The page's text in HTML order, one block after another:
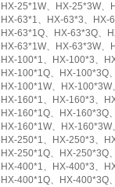
HX-25*1W、HX-25*3W
HX-63*1、HX-63*3、
HX-63*1Q、HX-63*3Q、
HX-63*1W、HX-63*3W
HX-100*1、HX-100*3、
HX-100*1Q、HX-100*3Q
HX-100*1W、HX-
HX-160*1、HX-160*3、
HX-160*1Q、HX-160*3Q
HX-160*1W、HX-
HX-250*1、HX-250*3、
HX-250*1Q、HX-250*3Q
HX-400*1、HX-400*3、
HX-400*1Q、HX-400*3Q